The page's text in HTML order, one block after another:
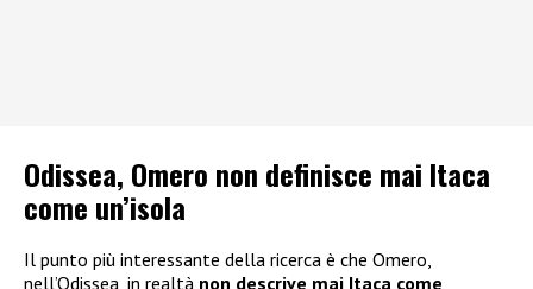
Odissea, Omero non definisce mai Itaca
come un’isola
Il punto più interessante della ricerca è che Omero,
nell’Odissea, in realtà non descrive mai Itaca come